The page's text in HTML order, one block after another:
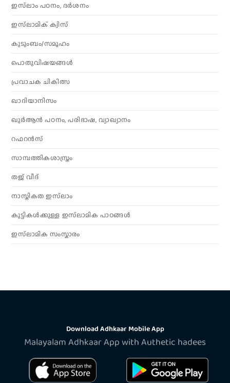
ഇസ്‌ലാം പഠനം, ദർശനം
ഇസ്‌ലാമിക് ക്വിസ്
കുടുംബം/സമൂഹം
പൊതുവിഷയങ്ങൾ
പ്രവാചക ചികിത്സ
ഖാദിയാനിസം
ഖുർആൻ പഠനം, പരിഭാഷ, വ്യാഖ്യാനം
റഫറൻസ്
സാമ്പത്തികശാസ്ത്രം
തജ് വീദ്
നാസ്തികത ഇസ്‌ലാം
കുട്ടികൾക്കുള്ള ഇസ്‌ലാമിക പാഠങ്ങൾ
ഇസ്‌ലാമിക സംസ്കാരം
Download Adhkaar Mobile App
Malayalam Adhkaar App with Authetic hadees